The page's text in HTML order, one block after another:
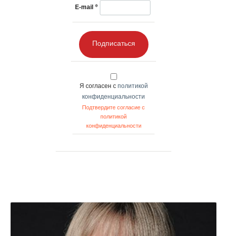
E-mail *
Подписаться
Я согласен с политикой
конфиденциальности
Подтвердите согласие с
политикой
конфиденциальности